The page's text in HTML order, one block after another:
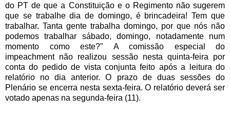
do PT de que a Constituição e o Regimento não sugerem
que se trabalhe dia de domingo, é brincadeira! Tem que
trabalhar. Tanta gente trabalha domingo, por que nós não
podemos trabalhar sábado, domingo, notadamente num
momento como este?" A comissão especial do
impeachment não realizou sessão nesta quinta-feira por
conta do pedido de vista conjunta feito após a leitura do
relatório no dia anterior. O prazo de duas sessões do
Plenário se encerra nesta sexta-feira. O relatório deverá ser
votado apenas na segunda-feira (11).